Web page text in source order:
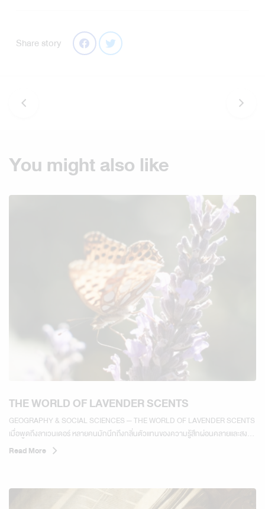
Share story
You might also like
THE WORLD OF LAVENDER SCENTS
GEOGRAPHY & SOCIAL SCIENCES — THE WORLD OF LAVENDER SCENTS
เมื่อพูดถึงลาเวนเดอร์ หลายคนมักนึกถึงกลิ่นตัวแทนของความรู้สึกผ่อนคลายและสงบ
แต่ในโลกของสุคนธบำบัดขั้นสูง ลาเวนเดอร์...
Read More